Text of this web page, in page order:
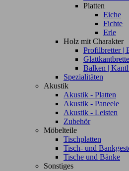
Platten
Eiche
Fichte
Erle
Holz mit Charakter
Profilbretter |
Balken |
Spezialitäten
Akustik
Akustik - Platten
Akustik - Paneele
Akustik - Leisten
Zubehör
Möbelteile
Tischplatten
Tisch- und
Tische und Bänke
Sonstiges